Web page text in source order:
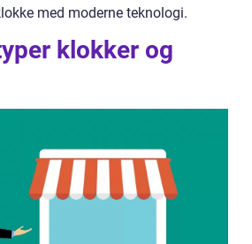
med moderne teknologi.
klokker og